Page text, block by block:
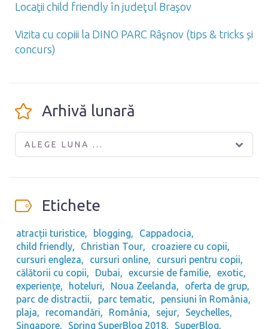
Locaţii child friendly în judeţul Braşov
Vizita cu copiii la DINO PARC Râşnov (tips & tricks și
concurs)
Arhivă lunară
ALEGE LUNA ...
Etichete
atracții turistice blogging
Cappadocia
child friendly
Christian Tour
croaziere cu copii
cursuri engleza
cursuri online
cursuri pentru copii
călătorii cu copii
Dubai excursie de familie
exotic
experiențe
hoteluri Noua Zeelanda
oferta de grup
parc de distractii
parc tematic
pensiuni în România
plaja
recomandări România sejur
Seychelles
Singapore
Spring SuperBlog 2018
SuperBlog